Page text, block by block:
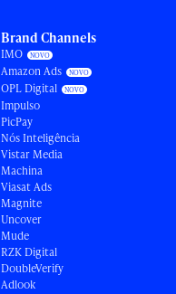
Brand Channels
IMO
Amazon Ads
OPL Digital
Impulso
PicPay
Nós Inteligência
Vistar Media
Machina
Viasat Ads
Magnite
Uncover
Mude
RZK Digital
DoubleVerify
Adlook